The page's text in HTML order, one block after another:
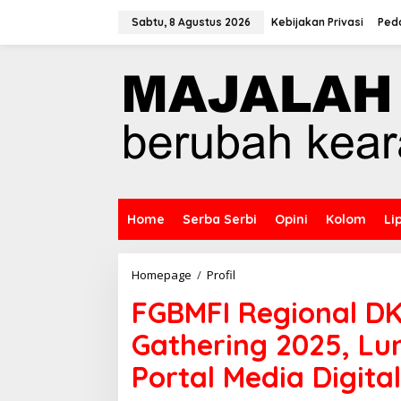
Sabtu, 8 Agustus 2026 Kebijakan Privasi
Home Serba Serbi Opini Kolom
Homepage / Profil
B
M
F
I
R
e
FGBMFI Regional
Gathering 2025,
Portal Media